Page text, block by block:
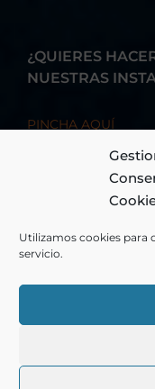
Utilizamos cookies para
servicio.
¿QUIERES
NUESTRAS
PINCHA AQUÍ
© Copyright 2026 -